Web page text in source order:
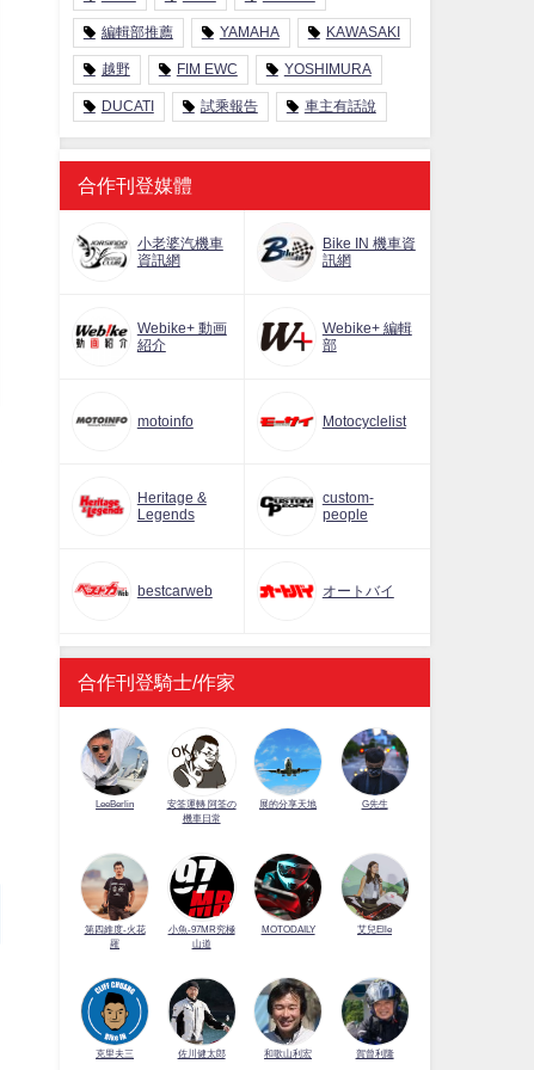
編輯部推薦 YAMAHA KAWASAKI
越野 FIM EWC YOSHIMURA
DUCATI 試乘報告 車主有話說
合作刊登媒體
小老婆汽機車
資訊網
Bike IN 機車資
訊網
Webike+ 動画
紹介
Webike+ 編輯
部
motoinfo Motocyclelist
Heritage &
Legends
custom-
people
bestcarweb オートバイ
合作刊登騎士/作家
LeeBerlin
安筌運轉 阿筌の
機車日常
展的分享天地 G先生
第四維度-火花
羅
小魚-97MR究極
山道
MOTODAILY 艾兒Elle
克里夫三 佐川健太郎 和歌山利宏 賀曾利隆